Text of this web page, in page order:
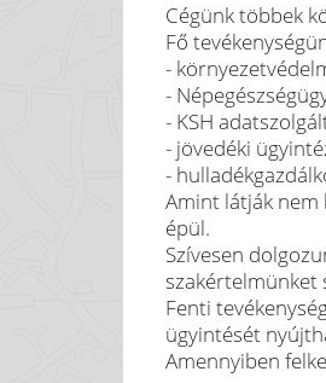
Cégünk többek
Fő
-
-
- KSH
- jövedéki
-
Amint látják nem
épül.
Szívesen
szakértelmünket
Fenti
ügyintését
Amennyiben